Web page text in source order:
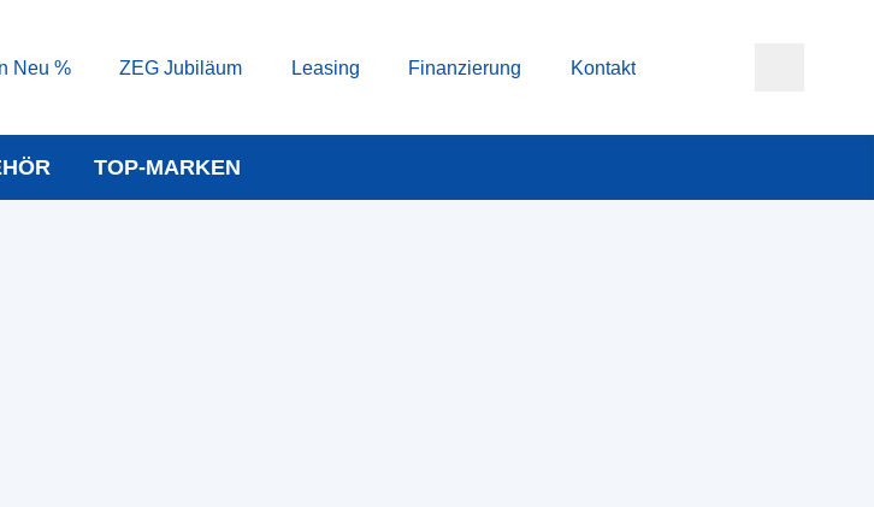
Neu % ZEG Jubiläum Leasing Finanzierung Kontakt
TOP-MARKEN